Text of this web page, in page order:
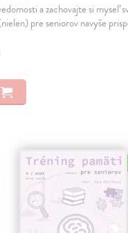
a zachovajte si myseľ
pre seniorov navyše